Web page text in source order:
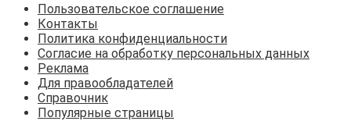
Пользовательское соглашение
Контакты
Политика конфиденциальности
Согласие на обработку персональных данных
Реклама
Для правообладателей
Справочник
Популярные страницы